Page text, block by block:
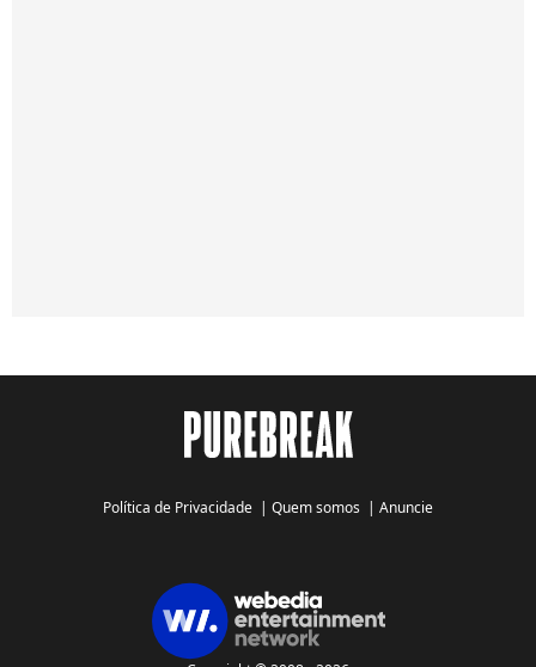
Política de Privacidade | Quem somos | Anuncie